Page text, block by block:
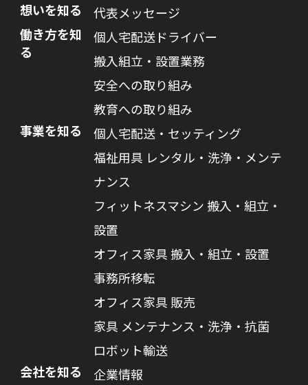
想いを知る
代表メッセージ
働き方を知
る
個人宅配送ドライバー
搬入組立・設置業務
安全への取り組み
教育への取り組み
事業を知る
個人宅配送・セッティング
福祉用具 レンタル・洗浄・メンテ
ナンス
フィットネスマシン 搬入・組立・
設置
オフィス家具 搬入・組立・設置
事務所移転
オフィス家具 販売
家具 メンテナンス・洗浄・抗菌
ロボット輸送
会社を知る
企業情報